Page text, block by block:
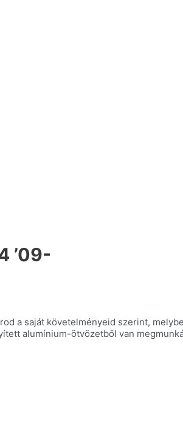
’09-
a saját követelményeid szerint,
alumínium-ötvözetből van